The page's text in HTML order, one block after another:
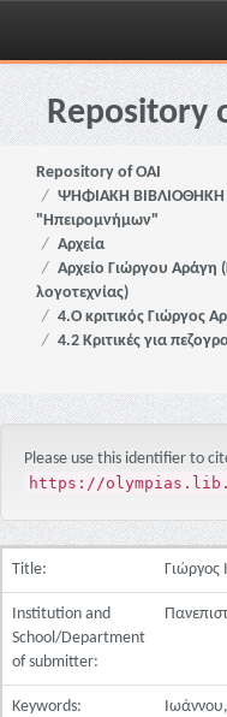
Skip
navigationRepository
Repository of OAI
ΨΗΦΙΑΚΗ ΒΙΒΛΙΟΘΗΚΗ
"Ηπειρομνήμων"
Αρχεία
Αρχείο Γιώργου Αράγη
λογοτεχνίας)
4.Ο κριτικός Γιώργος
4.2 Κριτικές για
Please use this identifier to
https://
Title: Γιώργος
Institution and
School/Department
of submitter:
Keywords: